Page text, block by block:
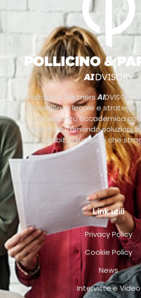
Pollicino & PartnersAIDVISORY
consulenza legale e
l’eccellenza accademica
operativa, fornendo soluzioni su
ambito giudiziale che
Link utili
Privacy Policy
Cookie Policy
News
Interviste e Video